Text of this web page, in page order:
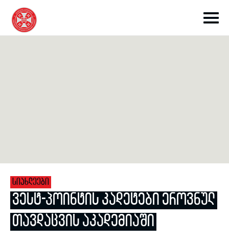
toggle submenu
ᲡᲘᲐᲮᲚᲔᲔᲑᲘ
ᲕᲔᲡᲢ-ᲞᲝᲘᲜᲢᲘᲡ ᲙᲐᲓᲔᲢᲔᲑᲘ ᲔᲠᲝᲕᲜᲣᲚ
ᲗᲐᲕᲓᲐᲪᲕᲘᲡ ᲐᲙᲐᲓᲔᲛᲘᲐᲨᲘ